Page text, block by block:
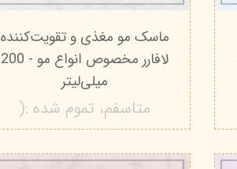
ماسک مو مغذی و تقویت‌کننده
لافارر مخصوص انواع مو - 200
میلی‌لیتر
متاسفم، تموم شده :(